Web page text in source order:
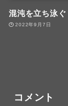
混沌を立ち泳ぐ
2022年9月7日
コメント